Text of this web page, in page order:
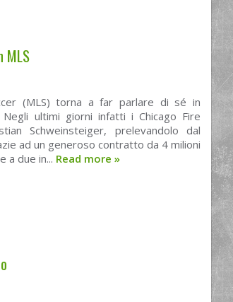
MLS
(MLS) torna a far parlare di sé in
ultimi giorni infatti i Chicago Fire
Schweinsteiger, prelevandolo dal
ad un generoso contratto da 4 milioni
a due in... Read more »